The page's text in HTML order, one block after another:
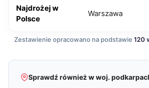
Najdrożej w
Polsce
Warszawa
Zestawienie opracowano na podstawie 120
Sprawdź również w woj.